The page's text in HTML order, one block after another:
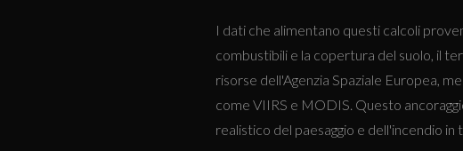
I dati che alimentano questi calcoli
combustibili e la copertura del suolo, il
risorse dell'Agenzia Spaziale Europea,
come VIIRS e MODIS. Questo
realistico del paesaggio e dell'incendio in